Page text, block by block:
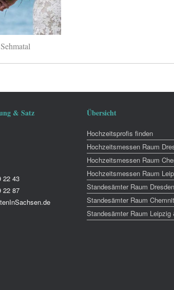
& Satz
22 43
22 87
Übersicht
Hochzeitsprofis finden
Hochzeitsmessen Raum
Hochzeitsmessen Raum
Hochzeitsmessen Raum
Standesämter Raum Dresden
Standesämter Raum
Standesämter Raum Leipzig